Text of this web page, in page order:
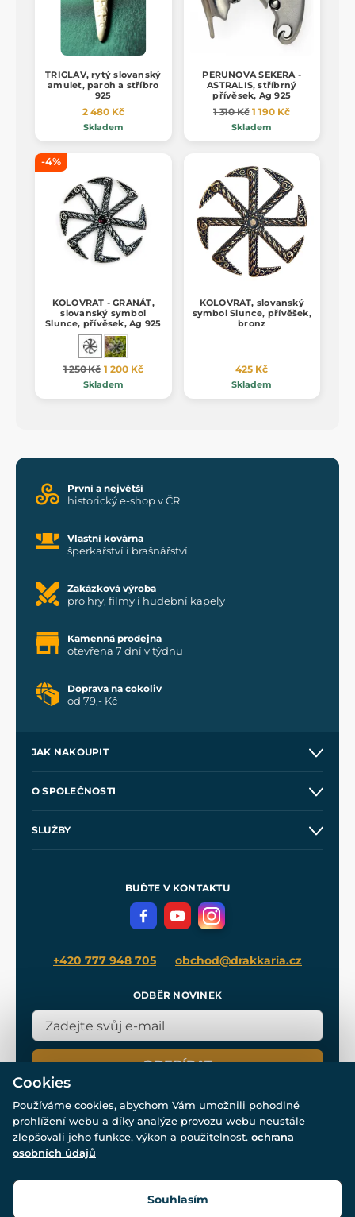
TRIGLAV, rytý slovanský
amulet, paroh a stříbro
925
2 480 Kč
Skladem
PERUNOVA SEKERA -
ASTRALIS, stříbrný
přívěsek, Ag 925
1 310 Kč 1 190 Kč
Skladem
-4%
KOLOVRAT - GRANÁT,
slovanský symbol
Slunce, přívěsek, Ag 925
1 250 Kč 1 200 Kč
Skladem
KOLOVRAT, slovanský
symbol Slunce, přívěšek,
bronz
425 Kč
Skladem
První a největší
historický e-shop v ČR
Vlastní kovárna
šperkařství i brašnářství
Zakázková výroba
pro hry, filmy i hudební kapely
Kamenná prodejna
otevřena 7 dní v týdnu
Doprava na cokoliv
od 79,- Kč
JAK NAKOUPIT
Velkoobchod
O SPOLEČNOSTI
SLUŽBY
Meče pro Kingdom Come
BUĎTE V KONTAKTU
+420 777 948 705 obchod@drakkaria.cz
ODBĚR NOVINEK
ODEBÍRAT
© Všechna práva vyhrazena. www.drakkaria.cz 2007-2026.
Cookies
Používáme cookies, abychom Vám umožnili pohodlné
prohlížení webu a díky analýze provozu webu neustále
zlepšovali jeho funkce, výkon a použitelnost. ochrana
osobních údajů
Souhlasím